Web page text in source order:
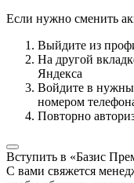
Если нужно сменить
Выйдите из
На другой
Яндекса
Войдите в
номером
Повторно
Вступить в «Базис
С вами свяжется